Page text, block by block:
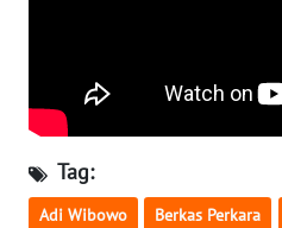
Tag:
Adi Wibowo Berkas Perkara
SULTENG
WN
SULBAR